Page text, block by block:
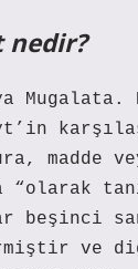
nedir?
Mugalata.
madde
beşinci
ve